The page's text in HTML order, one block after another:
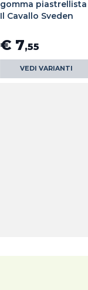
gomma piastrellista
Il Cavallo Sveden
€ 7,55
VEDI VARIANTI